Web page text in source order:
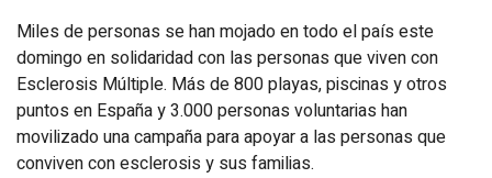
Miles de personas se han mojado en todo el país este
domingo en solidaridad con las personas que viven con
Esclerosis Múltiple. Más de 800 playas, piscinas y otros
puntos en España y 3.000 personas voluntarias han
movilizado una campaña para apoyar a las personas que
conviven con esclerosis y sus familias.